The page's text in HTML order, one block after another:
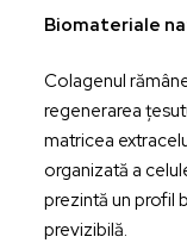
Biomateriale
Colagenul
regenerarea
matricea
organizată a
prezintă un profil
previzibilă.